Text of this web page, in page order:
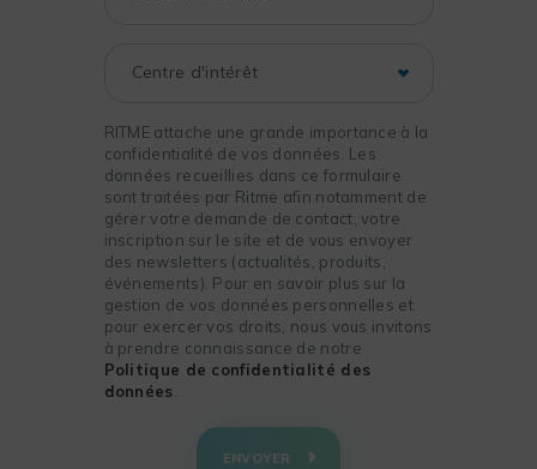
RITME attache une grande importance à la
confidentialité de vos données. Les
données recueillies dans ce formulaire
sont traitées par Ritme afin notamment de
gérer votre demande de contact, votre
inscription sur le site et de vous envoyer
des newsletters (actualités, produits,
événements). Pour en savoir plus sur la
gestion de vos données personnelles et
pour exercer vos droits, nous vous invitons
à prendre connaissance de notre
Politique de confidentialité des
données
ENVOYER